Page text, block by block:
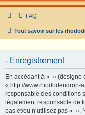
FAQ
Tout savoir sur les
- Enregistrement
En accédant à « » (désigné
« http://www.rhododendron-
responsable des conditions
légalement responsable de
pas et/ou n’utilisez pas « ».